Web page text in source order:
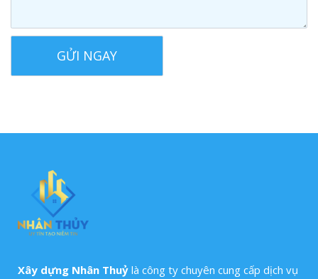
Xây dựng Nhân Thuỷ là công ty chuyên cung cấp dịch vụ